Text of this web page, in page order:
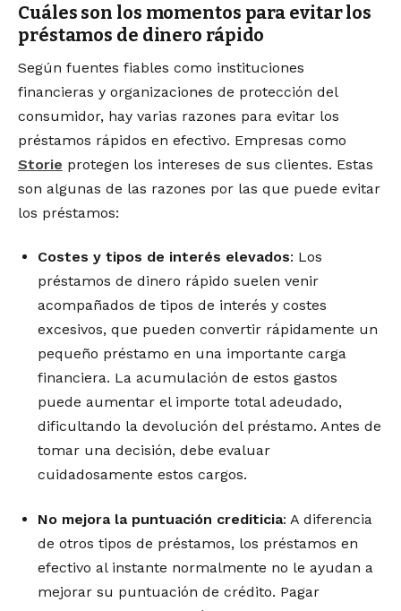
Cuáles son los momentos para evitar los
préstamos de dinero rápido
Según fuentes fiables como instituciones
financieras y organizaciones de protección del
consumidor, hay varias razones para evitar los
préstamos rápidos en efectivo. Empresas como
Storie protegen los intereses de sus clientes. Estas
son algunas de las razones por las que puede evitar
los préstamos:
Costes y tipos de interés elevados: Los
préstamos de dinero rápido suelen venir
acompañados de tipos de interés y costes
excesivos, que pueden convertir rápidamente un
pequeño préstamo en una importante carga
financiera. La acumulación de estos gastos
puede aumentar el importe total adeudado,
dificultando la devolución del préstamo. Antes de
tomar una decisión, debe evaluar
cuidadosamente estos cargos.
No mejora la puntuación crediticia: A diferencia
de otros tipos de préstamos, los préstamos en
efectivo al instante normalmente no le ayudan a
mejorar su puntuación de crédito. Pagar